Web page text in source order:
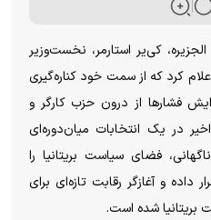
کی‌یر استارمر، نخست‌وزیر
اعلام کرد که از سمت خود کناره‌گیری
فشار‌ها از درون حزب کارگر و
در یک انتخابات میان‌دوره‌ای
فضای سیاست بریتانیا را
داده و آغازگر رقابت تازه‌ای برای
بریتانیا شده است.